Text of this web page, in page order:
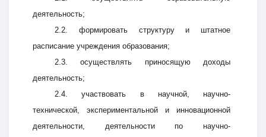
деятельность;
2.2. формировать структуру и штатное
расписание учреждения образования;
2.3. осуществлять приносящую доходы
деятельность;
2.4. участвовать в научной, научно-
технической, экспериментальной и инновационной
деятельности, деятельности по научно-